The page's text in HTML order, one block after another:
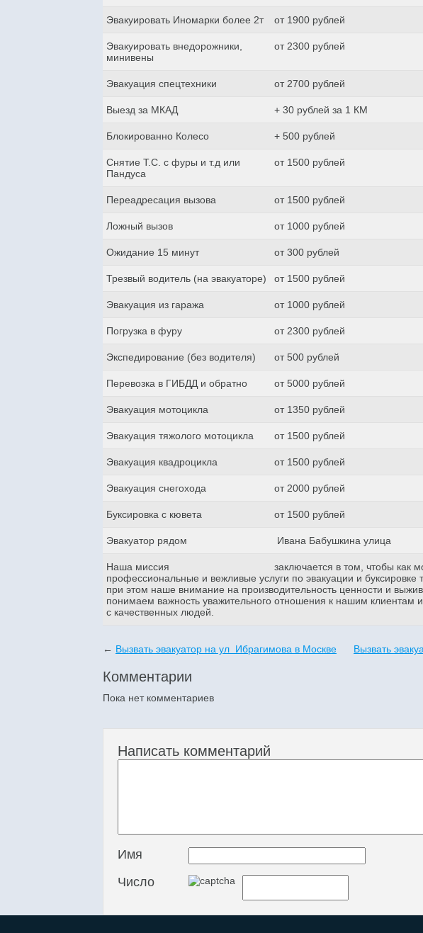
Эвакуировать Иномарки более 2т от 1900 рублей
Эвакуировать внедорожники,
минивены
от 2300 рублей
Эвакуация спецтехники от 2700 рублей
Выезд за МКАД + 30 рублей за 1 КМ
Блокированно Колесо + 500 рублей
Снятие Т.С. с фуры и т.д или
Пандуса
от 1500 рублей
Переадресация вызова от 1500 рублей
Ложный вызов от 1000 рублей
Ожидание 15 минут от 300 рублей
Трезвый водитель (на эвакуаторе) от 1500 рублей
Эвакуация из гаража от 1000 рублей
Погрузка в фуру от 2300 рублей
Экспедирование (без водителя) от 500 рублей
Перевозка в ГИБДД и обратно от 5000 рублей
Эвакуация мотоцикла от 1350 рублей
Эвакуация тяжолого мотоцикла от 1500 рублей
Эвакуация квадроцикла от 1500 рублей
Эвакуация снегохода от 2000 рублей
Буксировка с кювета от 1500 рублей
Эвакуатор рядом Ивана Бабушкина улица
Наша миссия
заключается в том, чтобы как
профессиональные и вежливые услуги по эвакуации и буксировке
при этом наше внимание на производительность ценности и
понимаем важность уважительного отношения к нашим клиентам
с качественных людей.
← Вызвать эвакуатор на ул Ибрагимова в Москве Вызвать
Комментарии
Пока нет комментариев
Написать комментарий
Имя
Число